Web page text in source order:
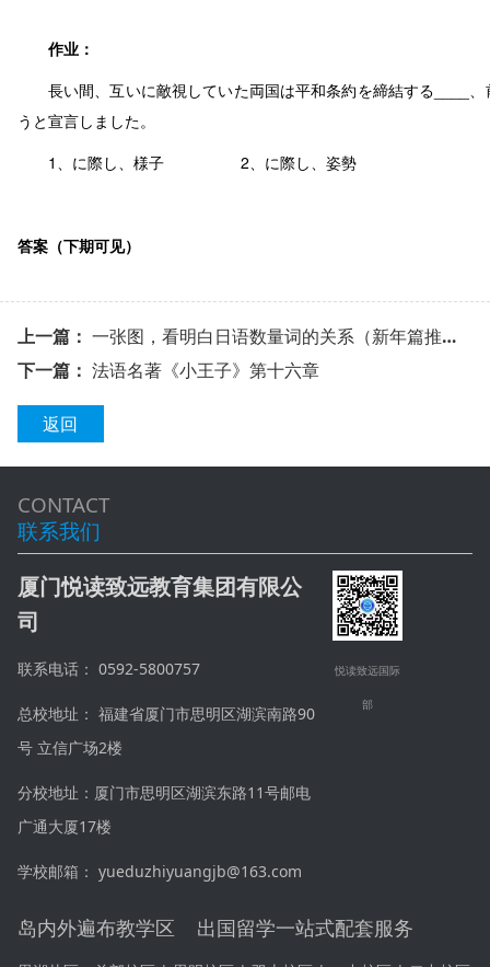
作业：
長い間、互いに敵視していた両国は平和条約を締結する____、
うと宣言しました。
1、に際し、様子 2、に際し、姿勢
答案（下期可见）
上一篇： 一张图，看明白日语数量词的关系（新年篇推荐收藏）
下一篇： 法语名著《小王子》第十六章
返回
CONTACT
联系我们
厦门悦读致远教育集团有限公
司
联系电话： 0592-5800757
总校地址： 福建省厦门市思明区湖滨南路90
号 立信广场2楼
分校地址：厦门市思明区湖滨东路11号邮电
广通大厦17楼
学校邮箱： yueduzhiyuangjb@163.com
悦读致远国际
部
岛内外遍布教学区 出国留学一站式配套服务